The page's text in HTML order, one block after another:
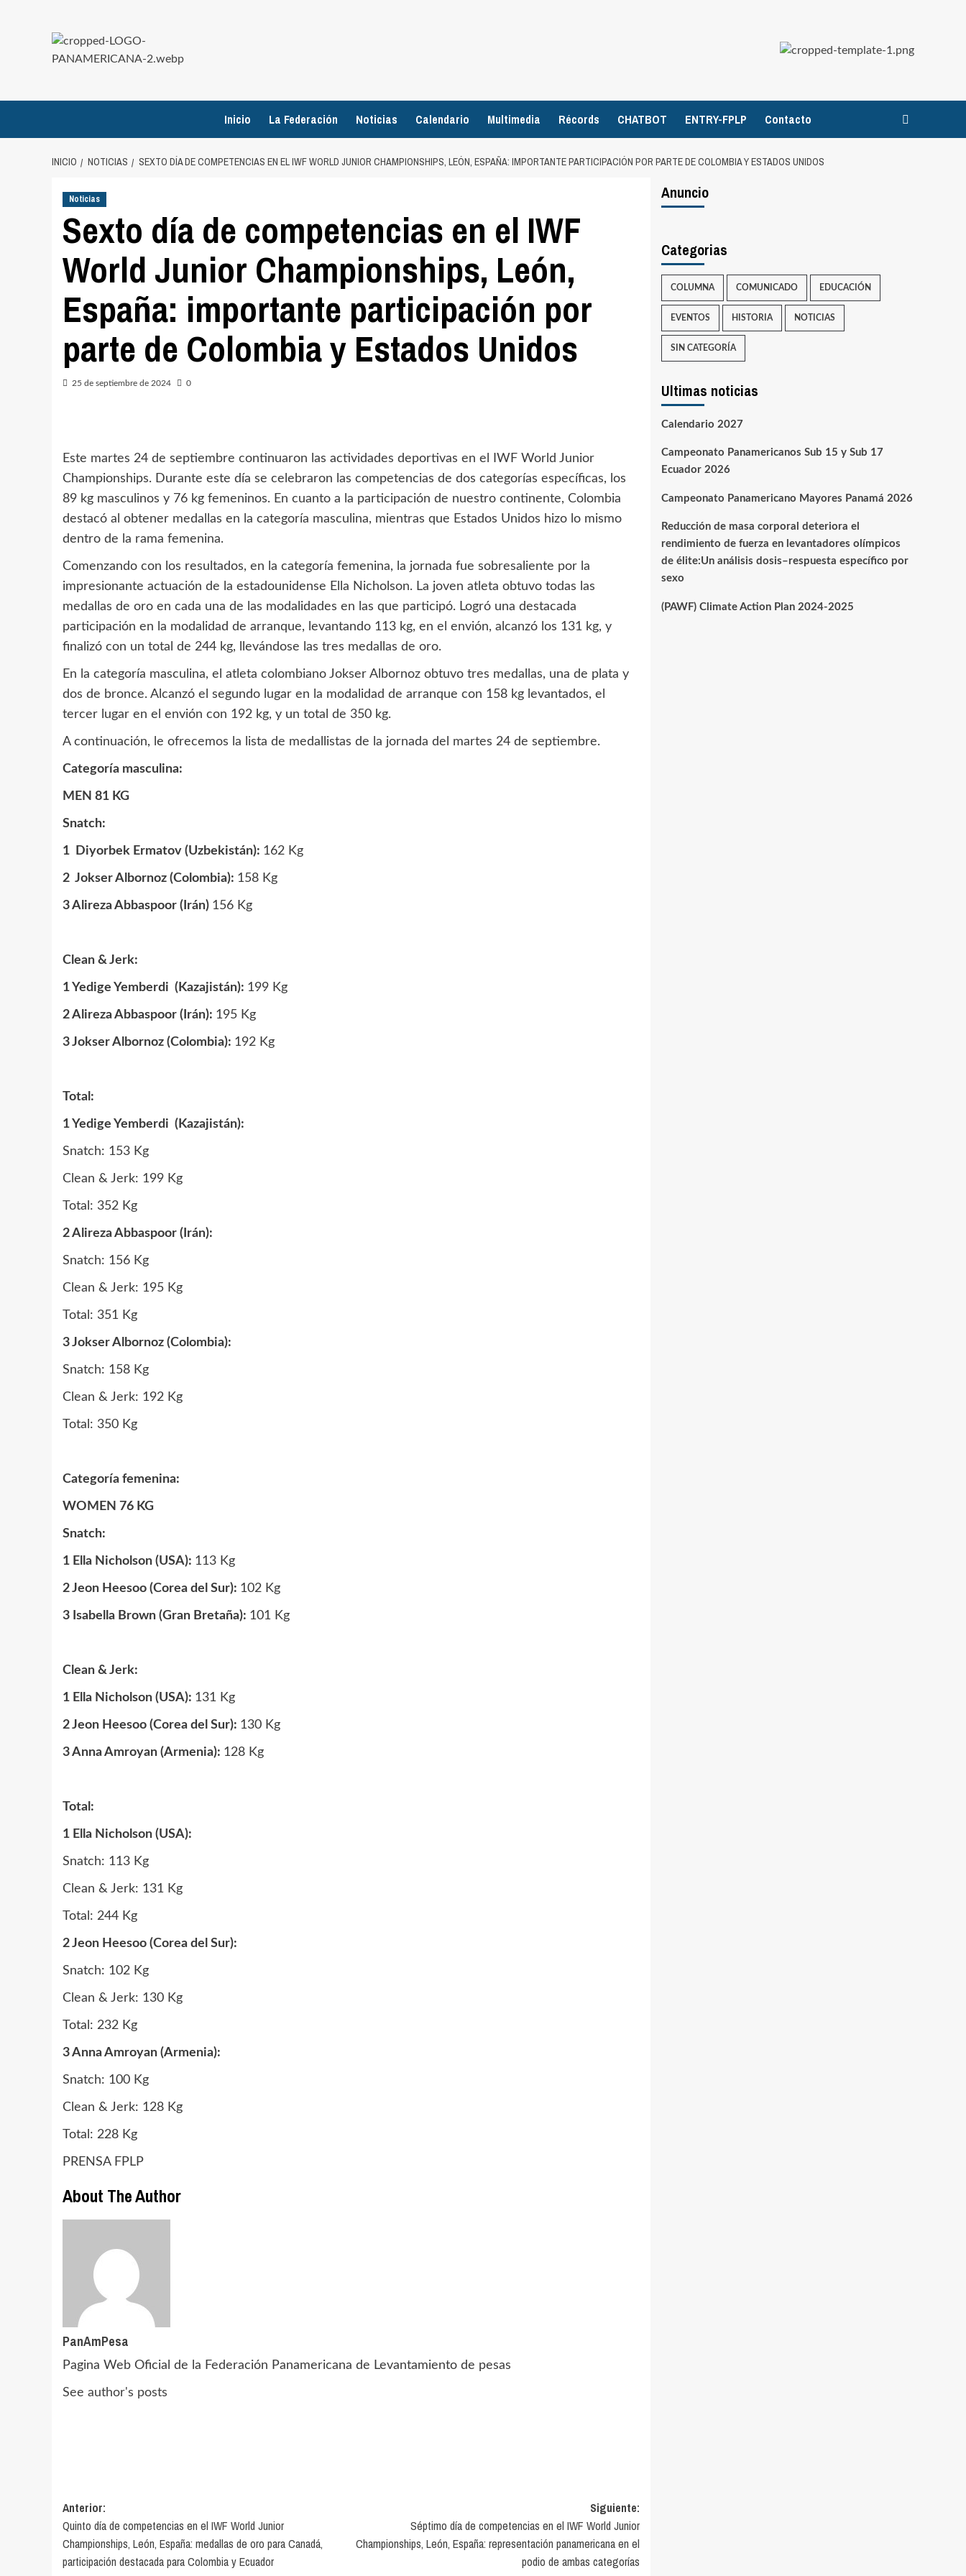
Inicio La Federación Noticias Calendario Multimedia Récords CHATBOT ENTRY-FPLP Contacto
INICIO NOTICIAS SEXTO DÍA DE COMPETENCIAS EN EL IWF WORLD JUNIOR CHAMPIONSHIPS, LEÓN, ESPAÑA: IMPORTANTE PARTICIPACIÓN POR PARTE DE COLOMBIA Y ESTADOS UNIDOS
Noticias
Sexto día de competencias en el IWF
World Junior Championships, León,
España: importante participación por
parte de Colombia y Estados Unidos
25 de septiembre de 2024 0
Este martes 24 de septiembre continuaron las actividades deportivas en el IWF World Junior
Championships. Durante este día se celebraron las competencias de dos categorías específicas, los
89 kg masculinos y 76 kg femeninos. En cuanto a la participación de nuestro continente, Colombia
destacó al obtener medallas en la categoría masculina, mientras que Estados Unidos hizo lo mismo
dentro de la rama femenina.
Comenzando con los resultados, en la categoría femenina, la jornada fue sobresaliente por la
impresionante actuación de la estadounidense Ella Nicholson. La joven atleta obtuvo todas las
medallas de oro en cada una de las modalidades en las que participó. Logró una destacada
participación en la modalidad de arranque, levantando 113 kg, en el envión, alcanzó los 131 kg, y
finalizó con un total de 244 kg, llevándose las tres medallas de oro.
En la categoría masculina, el atleta colombiano Jokser Albornoz obtuvo tres medallas, una de plata y
dos de bronce. Alcanzó el segundo lugar en la modalidad de arranque con 158 kg levantados, el
tercer lugar en el envión con 192 kg, y un total de 350 kg.
A continuación, le ofrecemos la lista de medallistas de la jornada del martes 24 de septiembre.
Categoría masculina:
MEN 81 KG
Snatch:
1 Diyorbek Ermatov (Uzbekistán): 162 Kg
2 Jokser Albornoz (Colombia): 158 Kg
3 Alireza Abbaspoor (Irán) 156 Kg
Clean & Jerk:
1Yedige Yemberdi (Kazajistán): 199 Kg
2 Alireza Abbaspoor (Irán): 195 Kg
3Jokser Albornoz (Colombia): 192 Kg
Total:
1 Yedige Yemberdi (Kazajistán):
Snatch: 153 Kg
Clean & Jerk: 199 Kg
Total: 352 Kg
2 Alireza Abbaspoor (Irán):
Snatch: 156 Kg
Clean & Jerk: 195 Kg
Total: 351 Kg
3 Jokser Albornoz (Colombia):
Snatch: 158 Kg
Clean & Jerk: 192 Kg
Total: 350 Kg
Categoría femenina:
WOMEN 76 KG
Snatch:
1 Ella Nicholson (USA): 113 Kg
2 Jeon Heesoo (Corea del Sur): 102 Kg
3 Isabella Brown (Gran Bretaña): 101 Kg
Clean & Jerk:
1 Ella Nicholson (USA): 131 Kg
2 Jeon Heesoo (Corea del Sur): 130 Kg
3 Anna Amroyan (Armenia): 128 Kg
Total:
1 Ella Nicholson (USA):
Snatch: 113 Kg
Clean & Jerk: 131 Kg
Total: 244 Kg
2 Jeon Heesoo (Corea del Sur):
Snatch: 102 Kg
Clean & Jerk: 130 Kg
Total: 232 Kg
3 Anna Amroyan (Armenia):
Snatch: 100 Kg
Clean & Jerk: 128 Kg
Total: 228 Kg
PRENSA FPLP
About The Author
PanAmPesa
Pagina Web Oficial de la Federación Panamericana de Levantamiento de pesas
See author's posts
Navegación
de
entradas
Anterior:
Quinto día de competencias en el IWF World Junior
Championships, León, España: medallas de oro para Canadá,
participación destacada para Colombia y Ecuador
Siguiente:
Séptimo día de competencias en el IWF World Junior
Championships, León, España: representación panamericana en el
podio de ambas categorías
Anuncio
Categorias
COLUMNA COMUNICADO EDUCACIÓN
EVENTOS HISTORIA NOTICIAS
SIN CATEGORÍA
Ultimas noticias
Calendario 2027
Campeonato Panamericanos Sub 15 y Sub 17
Ecuador 2026
Campeonato Panamericano Mayores Panamá 2026
Reducción de masa corporal deteriora el
rendimiento de fuerza en levantadores olímpicos
de élite:Un análisis dosis–respuesta específico por
sexo
(PAWF) Climate Action Plan 2024-2025